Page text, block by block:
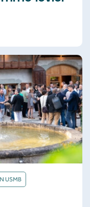
USMB